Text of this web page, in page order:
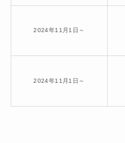
2024年11月1日～
2024年11月1日～